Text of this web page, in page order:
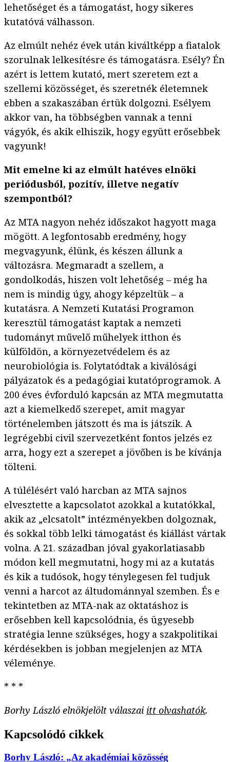
lehetőséget és a támogatást, hogy sikeres
kutatóvá válhasson.
Az elmúlt nehéz évek után kiváltképp a fiatalok
szorulnak lelkesítésre és támogatásra. Esély? Én
azért is lettem kutató, mert szeretem ezt a
szellemi közösséget, és szeretnék életemnek
ebben a szakaszában értük dolgozni. Esélyem
akkor van, ha többségben vannak a tenni
vágyók, és akik elhiszik, hogy együtt erősebbek
vagyunk!
Mit emelne ki az elmúlt hatéves elnöki
periódusból, pozitív, illetve negatív
szempontból?
Az MTA nagyon nehéz időszakot hagyott maga
mögött. A legfontosabb eredmény, hogy
megvagyunk, élünk, és készen állunk a
változásra. Megmaradt a szellem, a
gondolkodás, hiszen volt lehetőség – még ha
nem is mindig úgy, ahogy képzeltük – a
kutatásra. A Nemzeti Kutatási Programon
keresztül támogatást kaptak a nemzeti
tudományt művelő műhelyek itthon és
külföldön, a környezetvédelem és az
neurobiológia is. Folytatódtak a kiválósági
pályázatok és a pedagógiai kutatóprogramok. A
200 éves évforduló kapcsán az MTA megmutatta
azt a kiemelkedő szerepet, amit magyar
történelemben játszott és ma is játszik. A
legrégebbi civil szervezetként fontos jelzés ez
arra, hogy ezt a szerepet a jövőben is be kívánja
tölteni.
A túlélésért való harcban az MTA sajnos
elvesztette a kapcsolatot azokkal a kutatókkal,
akik az „elcsatolt” intézményekben dolgoznak,
és sokkal több lelki támogatást és kiállást vártak
volna. A 21. században jóval gyakorlatiasabb
módon kell megmutatni, hogy mi az a kutatás
és kik a tudósok, hogy ténylegesen fel tudjuk
venni a harcot az áltudománnyal szemben. És e
tekintetben az MTA-nak az oktatáshoz is
erősebben kell kapcsolódnia, és ügyesebb
stratégia lenne szükséges, hogy a szakpolitikai
kérdésekben is jobban megjelenjen az MTA
véleménye.
* * *
Borhy László elnökjelölt válaszai itt olvashatók.
Kapcsolódó cikkek
Borhy László: „Az akadémiai közösség